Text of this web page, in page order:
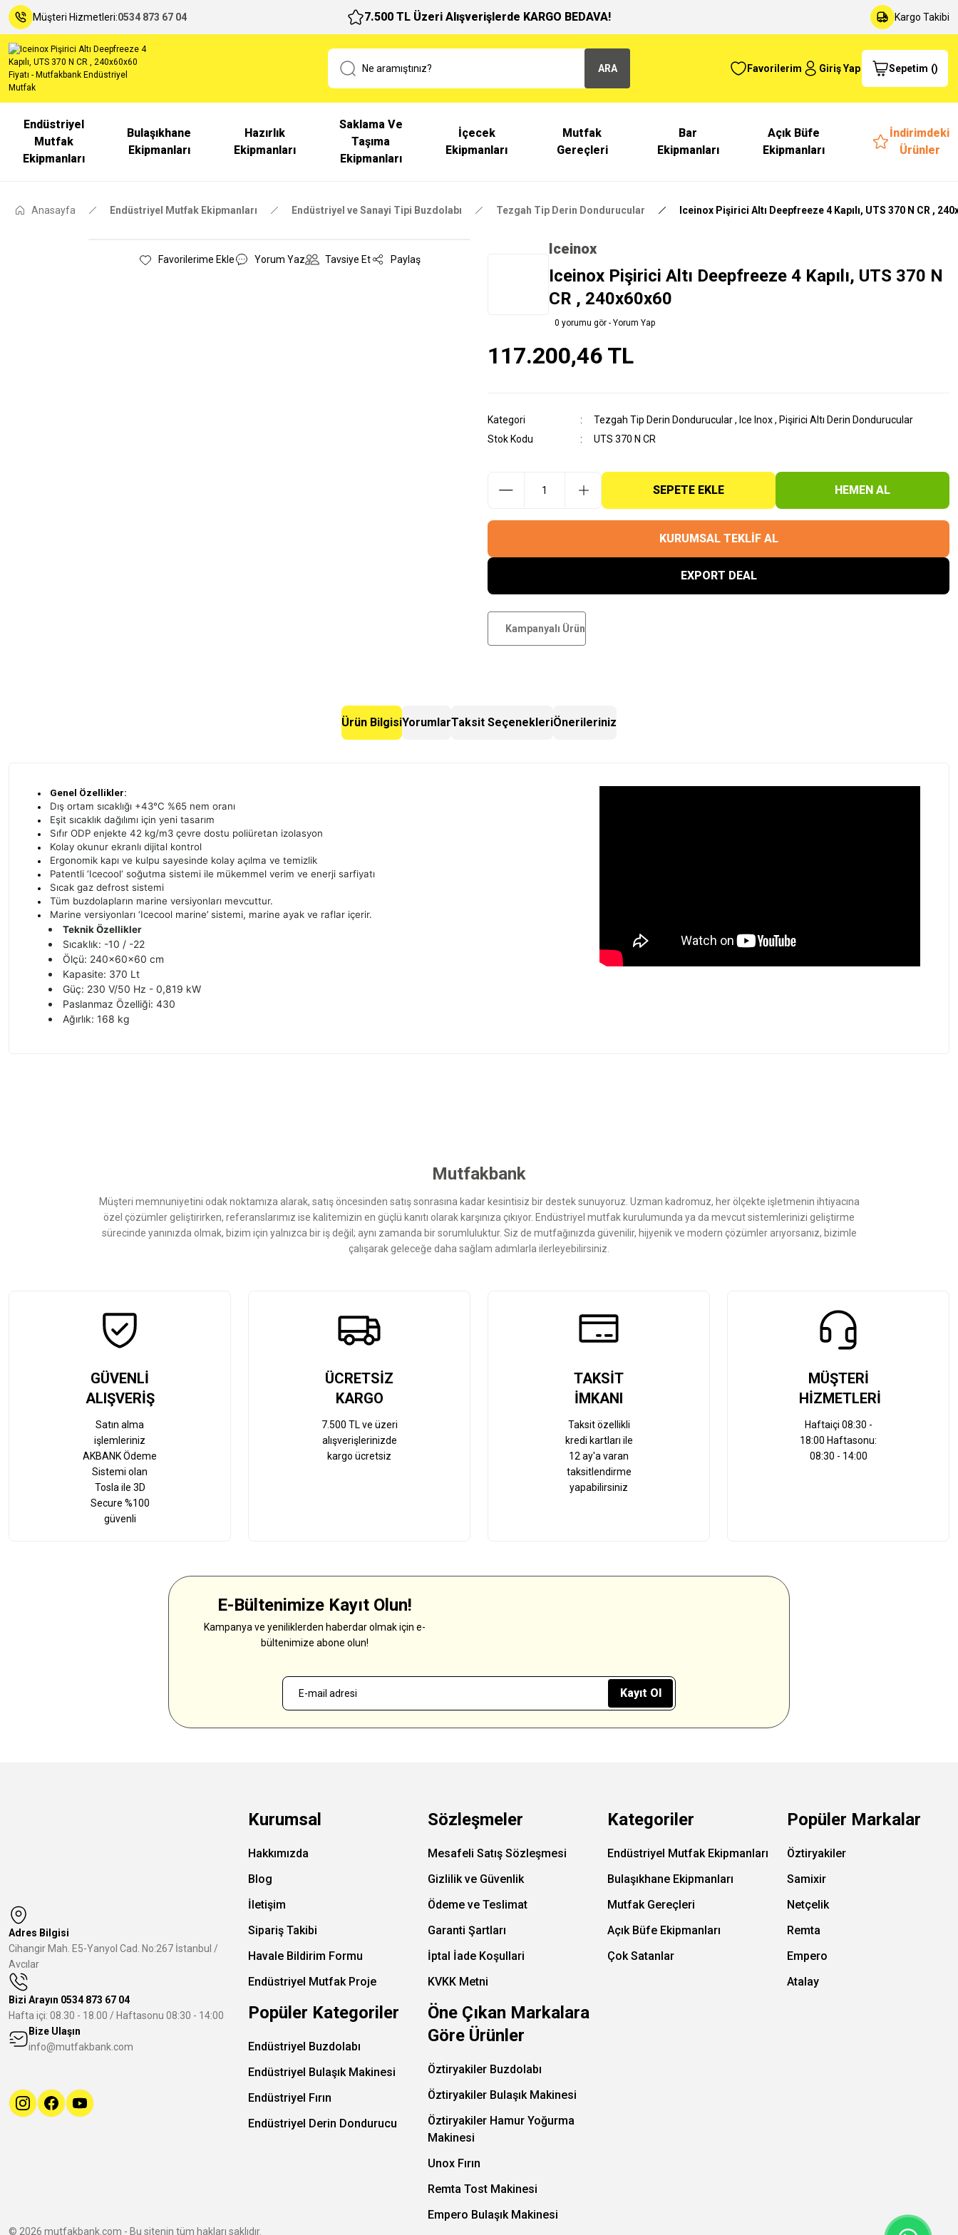
Müşteri Hizmetleri:0534 873 67 04 7.500 TL Üzeri Alışverişlerde KARGO BEDAVA! Kargo Takibi
ARA Favorilerim Giriş Yap Sepetim ()
Endüstriyel
Mutfak
Ekipmanları
Bulaşıkhane
Ekipmanları
Hazırlık
Ekipmanları
Saklama Ve
Taşıma
Ekipmanları
İçecek
Ekipmanları
Mutfak
Gereçleri
Bar
Ekipmanları
Açık Büfe
Ekipmanları
İndirimdeki
Ürünler
Anasayfa Endüstriyel Mutfak Ekipmanları Endüstriyel ve Sanayi Tipi Buzdolabı Tezgah Tip Derin Dondurucular Iceinox Pişirici Altı Deepfreeze 4 Kapılı, UTS 370 N CR ,
Yorum Yaz Tavsiye Et Paylaş
Iceinox
Iceinox Pişirici Altı Deepfreeze 4 Kapılı, UTS 370 N
CR , 240x60x60
0 yorumu gör - Yorum Yap
117.200,46 TL
Kategori Tezgah Tip Derin Dondurucular , Ice Inox , Pişirici Altı Derin Dondurucular
Stok Kodu
UTS 370 N CR
SEPETE EKLE HEMEN AL
KURUMSAL TEKLİF AL
EXPORT DEAL
Kampanyalı Ürün
Ürün BilgisiYorumlarTaksit SeçenekleriÖnerileriniz
Genel Özellikler:
Dış ortam sıcaklığı +43°C %65 nem oranı
Eşit sıcaklık dağılımı için yeni tasarım
Sıfır ODP enjekte 42 kg/m3 çevre dostu poliüretan izolasyon
Kolay okunur ekranlı dijital kontrol
Ergonomik kapı ve kulpu sayesinde kolay açılma ve temizlik
Patentli ‘Icecool‘ soğutma sistemi ile mükemmel verim ve enerji sarfiyatı
Sıcak gaz defrost sistemi
Tüm buzdolapların marine versiyonları mevcuttur.
Marine versiyonları ‘Icecool marine’ sistemi, marine ayak ve raflar içerir.
Teknik Özellikler
Sıcaklık: -10 / -22
Ölçü: 240x60x60 cm
Kapasite: 370 Lt
Güç: 230 V/50 Hz - 0,819 kW
Paslanmaz Özelliği: 430
Ağırlık: 168 kg
Bu ürüne benzer farklı alternatifler olmalı.
Mutfakbank
Müşteri memnuniyetini odak noktamıza alarak, satış öncesinden satış sonrasına kadar kesintisiz bir destek sunuyoruz. Uzman kadromuz, her ölçekte işletmenin ihtiyacına
özel çözümler geliştirirken, referanslarımız ise kalitemizin en güçlü kanıtı olarak karşınıza çıkıyor. Endüstriyel mutfak kurulumunda ya da mevcut sistemlerinizi geliştirme
sürecinde yanınızda olmak, bizim için yalnızca bir iş değil; aynı zamanda bir sorumluluktur. Siz de mutfağınızda güvenilir, hijyenik ve modern çözümler arıyorsanız, bizimle
çalışarak geleceğe daha sağlam adımlarla ilerleyebilirsiniz.
GÜVENLİ
ALIŞVERİŞ
Satın alma
işlemleriniz
AKBANK Ödeme
Sistemi olan
Tosla ile 3D
Secure %100
güvenli
ÜCRETSİZ
KARGO
7.500 TL ve üzeri
alışverişlerinizde
kargo ücretsiz
TAKSİT
İMKANI
Taksit özellikli
kredi kartları ile
12 ay'a varan
taksitlendirme
yapabilirsiniz
MÜŞTERİ
HİZMETLERİ
Haftaiçi 08:30 -
18:00 Haftasonu:
08:30 - 14:00
E-Bültenimize Kayıt Olun!
Kampanya ve yeniliklerden haberdar olmak için e-
bültenimize abone olun!
Kayıt Ol
Adres Bilgisi
Cihangir Mah. E5-Yanyol Cad. No:267 İstanbul /
Avcılar
Bizi Arayın 0534 873 67 04
Hafta içi: 08.30 - 18.00 / Haftasonu 08:30 - 14:00
Bize Ulaşın
info@mutfakbank.com
Kurumsal
Hakkımızda
Blog
İletişim
Sipariş Takibi
Havale Bildirim Formu
Endüstriyel Mutfak Proje
Sözleşmeler
Mesafeli Satış Sözleşmesi
Gizlilik ve Güvenlik
Ödeme ve Teslimat
Garanti Şartları
İptal İade Koşullari
KVKK Metni
Kategoriler
Endüstriyel Mutfak Ekipmanları
Bulaşıkhane Ekipmanları
Mutfak Gereçleri
Açık Büfe Ekipmanları
Çok Satanlar
Popüler Markalar
Öztiryakiler
Samixir
Netçelik
Remta
Empero
Atalay
Popüler Kategoriler
Endüstriyel Buzdolabı
Endüstriyel Bulaşık Makinesi
Endüstriyel Fırın
Endüstriyel Derin Dondurucu
Öne Çıkan Markalara
Göre Ürünler
Öztiryakiler Buzdolabı
Öztiryakiler Bulaşık Makinesi
Öztiryakiler Hamur Yoğurma
Makinesi
Unox Fırın
Remta Tost Makinesi
Empero Bulaşık Makinesi
© 2026 mutfakbank.com - Bu sitenin tüm hakları saklıdır.